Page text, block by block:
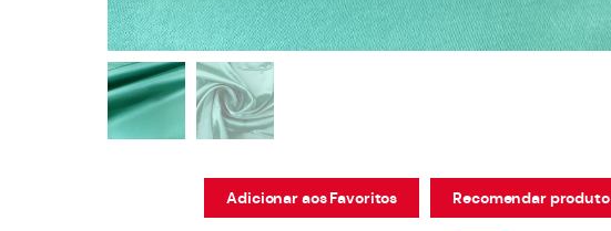
Adicionar aos Favoritos Recomendar produto